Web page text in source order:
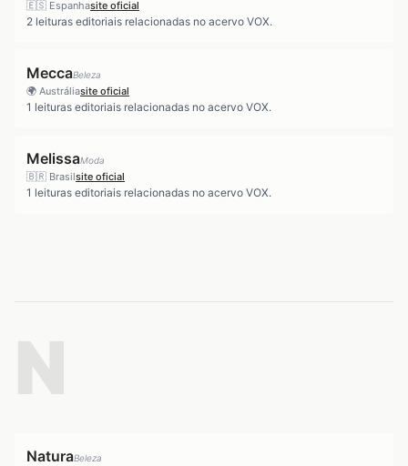
🇪🇸 Espanhasite oficial
2 leituras editoriais relacionadas no acervo VOX.
MeccaBeleza
🌍 Austráliasite oficial
1 leituras editoriais relacionadas no acervo VOX.
MelissaModa
🇧🇷 Brasilsite oficial
1 leituras editoriais relacionadas no acervo VOX.
NaturaBeleza